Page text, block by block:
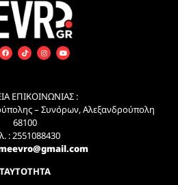
ΕΠΙΚΟΙΝΩΝΙΑΣ :
– Συνόρων, Αλεξανδρούπολη
68100
: 2551088430
ΤΑΥΤΟΤΗΤΑ